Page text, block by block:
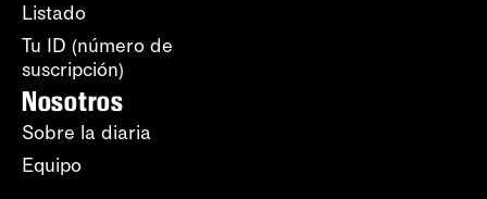
Listado
Tu ID (número de
suscripción)
Nosotros
Sobre la diaria
Equipo